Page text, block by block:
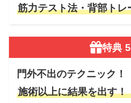
筋力テスト法・背部トレ
特典 5
門外不出のテクニック！
施術以上に結果を出す！